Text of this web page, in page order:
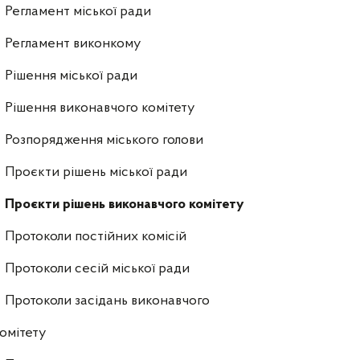
Регламент міської ради
Регламент виконкому
Рішення міської ради
Рішення виконавчого комітету
Розпорядження міського голови
Проєкти рішень міської ради
Проєкти рішень виконавчого комітету
Протоколи постійних комісій
Протоколи сесій міської ради
Протоколи засідань виконавчого